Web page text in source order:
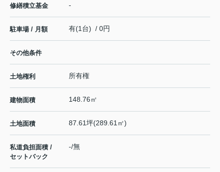
修繕積立基金 -
駐車場 / 月額 有(1台) / 0円
その他条件
土地権利 所有権
建物面積 148.76㎡
土地面積 87.61坪(289.61㎡)
私道負担面積 /
セットバック
-/無